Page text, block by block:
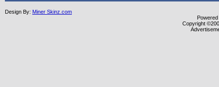
Design By: Miner Skinz.com
Copyright